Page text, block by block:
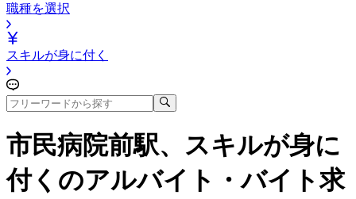
職種を選択
スキルが身に付く
市民病院前駅、スキルが身に
付く のアルバイト・バイト求